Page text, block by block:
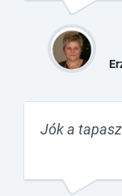
Jók a